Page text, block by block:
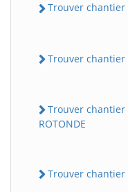
Trouver chantier
Trouver chantier
Trouver chantier
ROTONDE
Trouver chantier